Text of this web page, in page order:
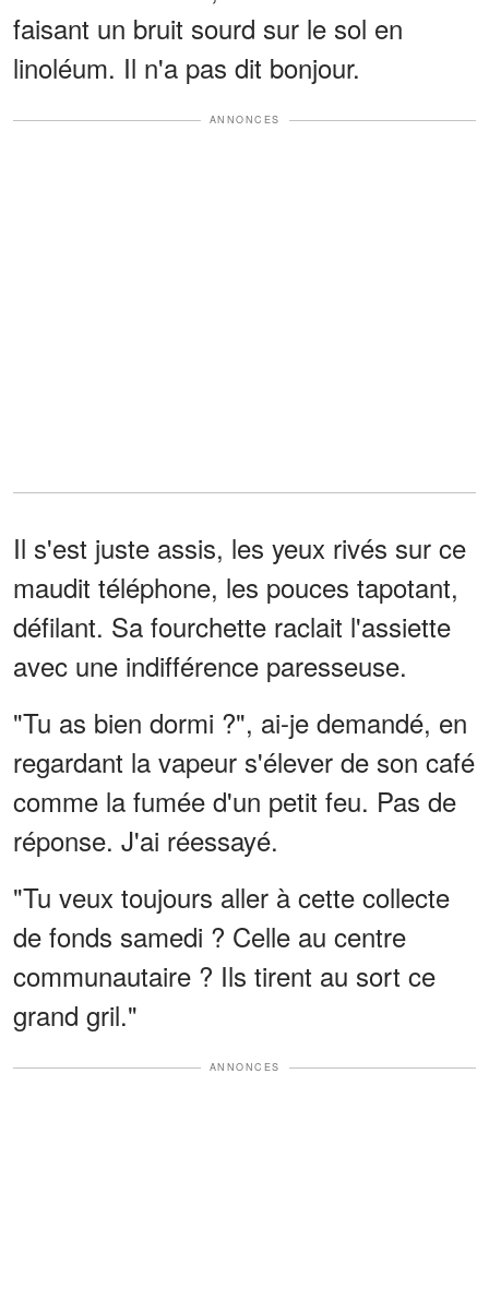
faisant un bruit sourd sur le sol en
linoléum. Il n'a pas dit bonjour.
ANNONCES
Il s'est juste assis, les yeux rivés sur ce
maudit téléphone, les pouces tapotant,
défilant. Sa fourchette raclait l'assiette
avec une indifférence paresseuse.
"Tu as bien dormi ?", ai-je demandé, en
regardant la vapeur s'élever de son café
comme la fumée d'un petit feu. Pas de
réponse. J'ai réessayé.
"Tu veux toujours aller à cette collecte
de fonds samedi ? Celle au centre
communautaire ? Ils tirent au sort ce
grand gril."
ANNONCES